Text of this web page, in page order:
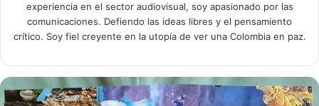
experiencia en el sector audiovisual, soy apasionado por las
comunicaciones. Defiendo las ideas libres y el pensamiento
crítico. Soy fiel creyente en la utopía de ver una Colombia en paz.